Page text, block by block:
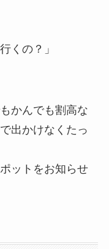
くの？」
かんでも割高な
出かけなくたっ
ットをお知らせ